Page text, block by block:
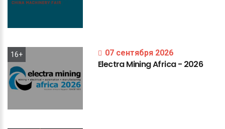
16+ 07 сентября 2026
ElectraMiningAfrica- 2026